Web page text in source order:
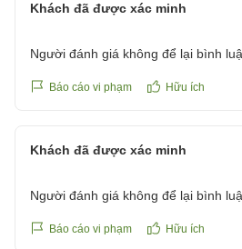
Khách đã được xác minh
Người đánh giá không để lại bình
Báo cáo vi phạm Hữu ích
Khách đã được xác minh
Người đánh giá không để lại bình
Báo cáo vi phạm Hữu ích